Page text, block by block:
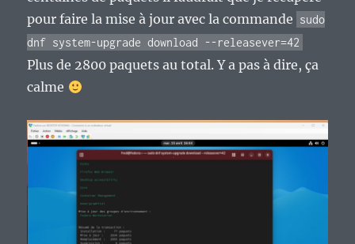
pour faire la mise à jour avec la commande sudo
dnf system-upgrade download --releasever=42
Plus de 2800 paquets au total. Y a pas à dire, ça
calme